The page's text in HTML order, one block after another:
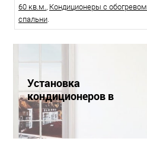
60 кв.м., Кондиционеры с обогревом
спальни.
Установка
кондиционеров в
Краснодаре